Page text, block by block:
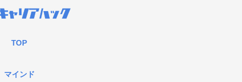
TOP
マインド